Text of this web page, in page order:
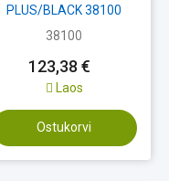
PLUS/BLACK 38100
AJAX
38100
123,38 €
Laos
Ostukorvi